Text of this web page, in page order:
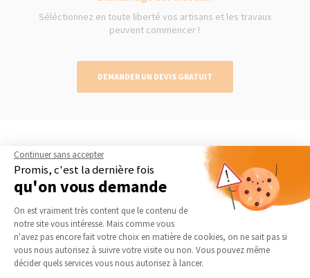
Séléctionnez en toute liberté vos artisans et les travaux
peuvent commencer !
DEMANDER UN DEVIS GRATUIT
Le guide thématique
Extension en bois
L’extension à ossature en bois est une solution d’agrandissement de
maison particulièrement appréciée pour son esthétisme, son
adaptabilité à l’architecture existante et son respect de
l’environnement. En matière d’extension de maison, il s’agit d’une
solution d’agrandissement potentielle, comme l’aménagement...
Continuer sans accepter
Promis, c'est la dernière fois
qu'on vous demande
Plateforme de Gestion du
On est vraiment très content que le contenu de
notre site vous intéresse. Mais comme vous
n'avez pas encore fait votre choix en matière de cookies, on ne sait pas si
vous nous autorisez à suivre votre visite ou non. Vous pouvez même
décider quels services vous nous autorisez à lancer.
Axeptio consent